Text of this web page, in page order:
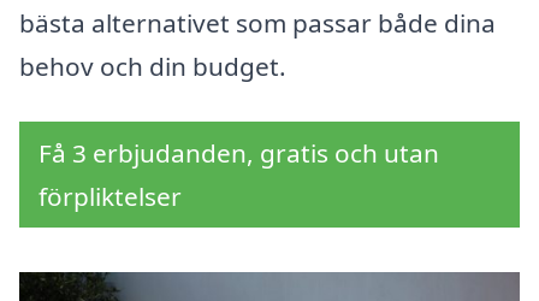
bästa alternativet som passar både dina
behov och din budget.
Få 3 erbjudanden, gratis och utan
förpliktelser